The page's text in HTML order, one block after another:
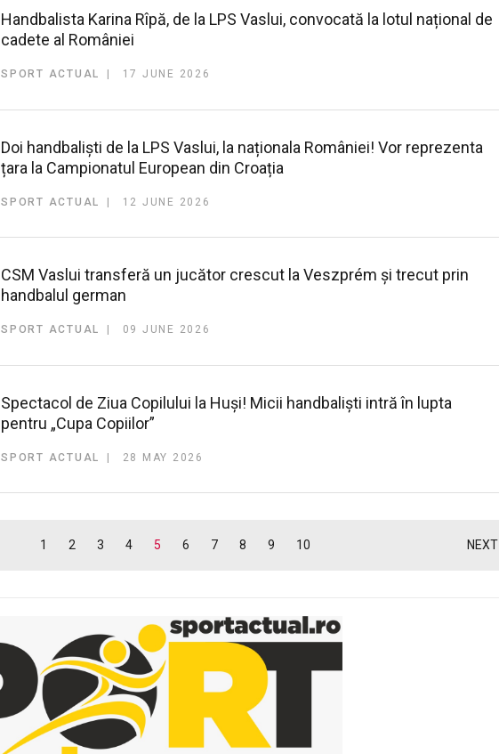
Handbalista Karina Rîpă, de la LPS Vaslui, convocată la lotul național de
cadete al României
SPORT ACTUAL 17 JUNE 2026
Doi handbaliști de la LPS Vaslui, la naționala României! Vor reprezenta
țara la Campionatul European din Croația
SPORT ACTUAL 12 JUNE 2026
CSM Vaslui transferă un jucător crescut la Veszprém și trecut prin
handbalul german
SPORT ACTUAL 09 JUNE 2026
Spectacol de Ziua Copilului la Huși! Micii handbaliști intră în lupta
pentru „Cupa Copiilor”
SPORT ACTUAL 28 MAY 2026
1 2 3 4 5 6 7 8 9 10 NEXT